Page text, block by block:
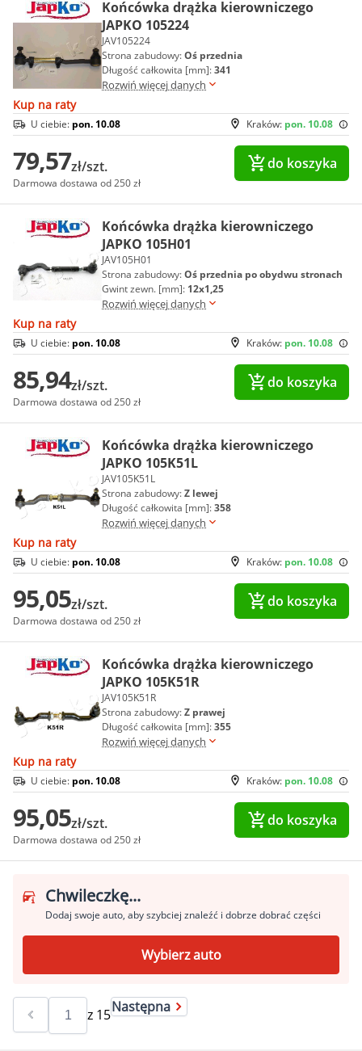
Końcówka drążka kierowniczego
JAPKO 105224
JAV105224
Strona zabudowy:Oś przednia
Długość całkowita [mm]:341
Rozwiń więcej danych
Kup na raty
Kraków: pon. 10.08
U ciebie: pon. 10.08
79,57zł/szt.
Darmowa dostawa od 250 zł
do koszyka
Końcówka drążka kierowniczego
JAPKO 105H01
JAV105H01
Strona zabudowy:Oś przednia po obydwu stronach
Gwint zewn. [mm]: 12x1,25
Rozwiń więcej danych
Kup na raty
Kraków: pon. 10.08
U ciebie: pon. 10.08
85,94zł/szt.
Darmowa dostawa od 250 zł
do koszyka
Końcówka drążka kierowniczego
JAPKO 105K51L
JAV105K51L
Strona zabudowy:Z lewej
Długość całkowita [mm]:358
Rozwiń więcej danych
Kup na raty
Kraków: pon. 10.08
U ciebie: pon. 10.08
95,05zł/szt.
Darmowa dostawa od 250 zł
do koszyka
Końcówka drążka kierowniczego
JAPKO 105K51R
JAV105K51R
Strona zabudowy:Z prawej
Długość całkowita [mm]:355
Rozwiń więcej danych
Kup na raty
Kraków: pon. 10.08
U ciebie: pon. 10.08
95,05zł/szt.
Darmowa dostawa od 250 zł
do koszyka
Chwileczkę...
Dodaj swoje auto, aby szybciej znaleźć i dobrze dobrać części
Wybierz auto
z 15Następna